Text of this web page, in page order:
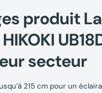
produit
secteur
215 cm pour un